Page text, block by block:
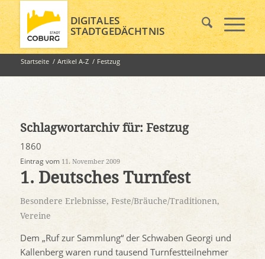
DIGITALES
STADTGEDÄCHTNIS
Startseite / Artikel A-Z / Festzug
Schlagwortarchiv für: Festzug
1860
Eintrag vom 11. November 2009
1. Deutsches Turnfest
Besondere Erlebnisse, Feste/Bräuche/Traditionen,
Vereine
Dem „Ruf zur Sammlung“ der Schwaben Georgi und
Kallenberg waren rund tausend Turnfestteilnehmer